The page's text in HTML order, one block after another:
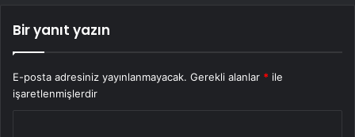
Bir yanıt yazın
E-posta adresiniz yayınlanmayacak. Gerekli alanlar * ile
işaretlenmişlerdir